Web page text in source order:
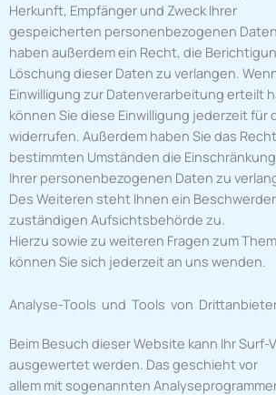
Herkunft, Empfänger und Zweck Ihrer
gespeicherten personenbezogenen
haben außerdem ein Recht, die
Löschung dieser Daten zu verlangen.
Einwilligung zur Datenverarbeitung erteilt
können Sie diese Einwilligung jederzeit für
widerrufen. Außerdem haben Sie das
bestimmten Umständen die
Ihrer personenbezogenen Daten zu
Des Weiteren steht Ihnen ein
zuständigen Aufsichtsbehörde zu.
Hierzu sowie zu weiteren Fragen zum
können Sie sich jederzeit an uns wenden.
Analyse-Tools und Tools von
Beim Besuch dieser Website kann Ihr
ausgewertet werden. Das geschieht vor
allem mit sogenannten